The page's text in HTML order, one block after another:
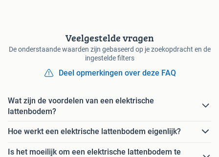
Veelgestelde vragen
De onderstaande waarden zijn gebaseerd op je zoekopdracht en de
ingestelde filters
Deel opmerkingen over deze FAQ
Wat zijn de voordelen van een elektrische
lattenbodem?
Hoe werkt een elektrische lattenbodem eigenlijk?
Is het moeilijk om een elektrische lattenbodem te